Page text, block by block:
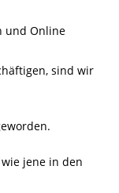
und Online
sind wir
jene in den